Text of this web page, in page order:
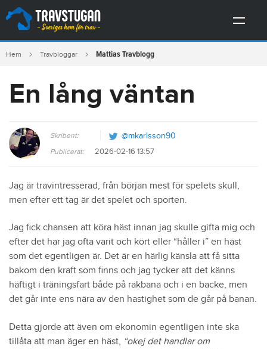
Hem Travbloggar Mattias Travblogg
En lång väntan
Skribent: @mkarlsson90
Publicerat: 2026-02-16 13:57
Jag är travintresserad, från början mest för spelets skull,
men efter ett tag är det spelet och sporten.
Jag fick chansen att köra häst innan jag skulle gifta mig och
efter det har jag ofta varit och kört eller “håller i” en häst
som det egentligen är. Det är en härlig känsla att få sitta
bakom den kraft som finns och jag tycker att det känns
häftigt i träningsfart både på rakbana och i en backe, men
det går inte ens nära av den hastighet som de går på banan.
Detta gjorde att även om ekonomin egentligen inte ska
tillåta att man äger en häst, “okej det handlar om